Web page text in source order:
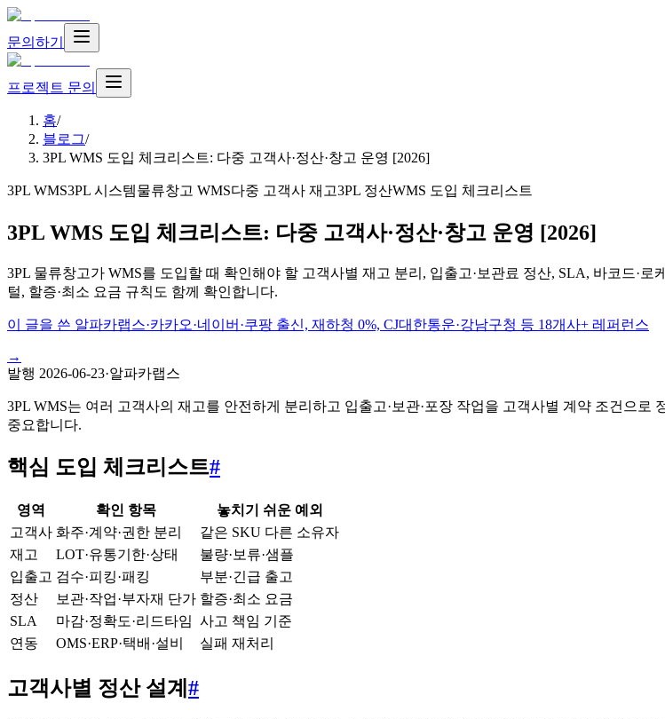
문의하기
프로젝트 문의
홈/
블로그/
3PL WMS 도입 체크리스트: 다중 고객사·정산·창고 운영 [2026]
3PL WMS3PL 시스템물류창고 WMS다중 고객사 재고3PL 정산WMS 도입 체크리스트
3PL WMS 도입 체크리스트: 다중 고객사·정산·창고 운영 [2026]
3PL 물류창고가 WMS를 도입할 때 확인해야 할 고객사별 재고 분리, 입출고·보관료 정산, SLA, 바코드·
털, 할증·최소 요금 규칙도 함께 확인합니다.
이 글을 쓴 알파카랩스·카카오·네이버·쿠팡 출신, 재하청 0%, CJ대한통운·강남구청 등 18개사+ 레퍼런스
→
발행 2026-06-23·알파카랩스
3PL WMS는 여러 고객사의 재고를 안전하게 분리하고 입출고·보관·포장 작업을 고객사별 계약 조건으
중요합니다.
핵심 도입 체크리스트#
영역 확인 항목
놓치기 쉬운 예외
고객사 화주·계약·권한 분리
같은 SKU 다른 소유자
재고
LOT·유통기한·상태
불량·보류·샘플
입출고 검수·피킹·패킹
부분·긴급 출고
정산
보관·작업·부자재 단가 할증·최소 요금
SLA
마감·정확도·리드타임 사고 책임 기준
연동
OMS·ERP·택배·설비 실패 재처리
고객사별 정산 설계 #